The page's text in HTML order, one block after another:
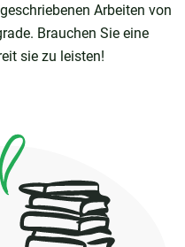
Arbeiten von
Brauchen Sie eine
sie zu leisten!